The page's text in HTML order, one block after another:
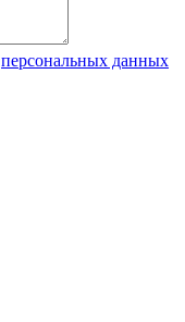
персональных данных